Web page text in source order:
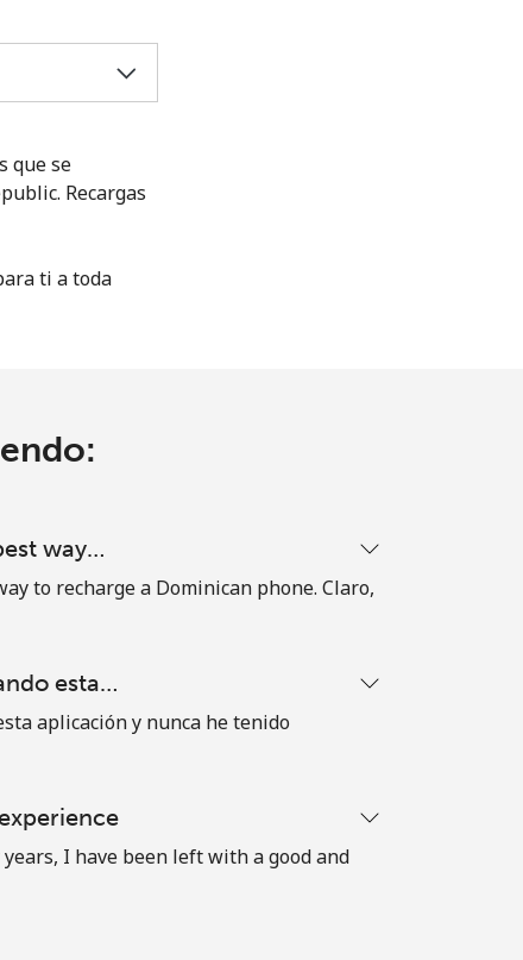
que se
Recargas
ti a toda
way…
to recharge a Dominican phone. Claro,
esta…
aplicación y nunca he tenido
I have been left with a good and